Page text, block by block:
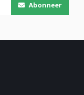
Abonneer